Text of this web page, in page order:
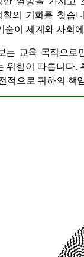
의 기회를 찾습
이 세계와 사회
는 교육 목적으
위험이 따릅니다
적으로 귀하의 책